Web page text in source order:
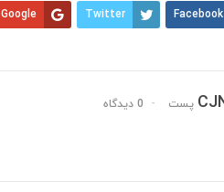
Facebook
Twitter
Google+
0 دیدگاه